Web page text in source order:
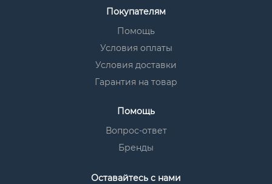
Покупателям
Помощь
Условия оплаты
Условия доставки
Гарантия на товар
Помощь
Вопрос-ответ
Бренды
Оставайтесь с нами